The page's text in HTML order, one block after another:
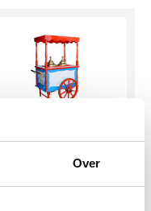
Over
oudhollands